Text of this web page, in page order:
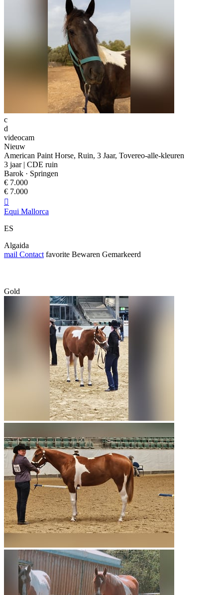
c
d
videocam
Nieuw
American Paint Horse, Ruin, 3 Jaar, Tovereo-alle-kleuren
3 jaar | CDE ruin
Barok · Springen
€ 7.000
€ 7.000

Equi Mallorca
ES
Algaida
mail Contact favorite Bewaren Gemarkeerd
Gold